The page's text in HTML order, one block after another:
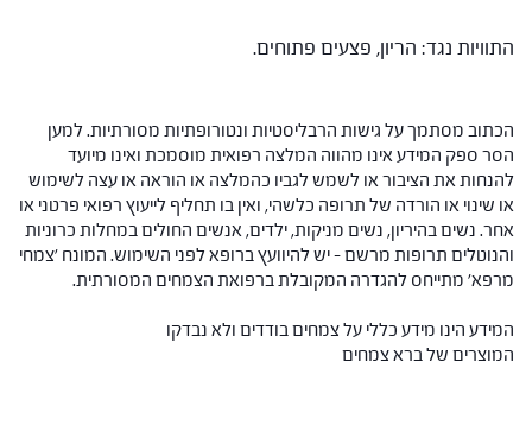
התוויות נגד: הריון, פצעים פתוחים.
הכתוב מסתמך על גישות הרבליסטיות ונטורופתיות מסורתיות. למען
הסר ספק המידע אינו מהווה המלצה רפואית מוסמכת ואינו מיועד
להנחות את הציבור או לשמש לגביו כהמלצה או הוראה או עצה לשימוש
או שינוי או הורדה של תרופה כלשהי, ואין בו תחליף לייעוץ רפואי פרטני או
אחר. נשים בהיריון, נשים מניקות, ילדים, אנשים החולים במחלות כרוניות
והנוטלים תרופות מרשם – יש להיוועץ ברופא לפני השימוש. המונח 'צמחי
מרפא' מתייחס להגדרה המקובלת ברפואת הצמחים המסורתית.
המידע הינו מידע כללי על צמחים בודדים ולא נבדקו
המוצרים של ברא צמחים